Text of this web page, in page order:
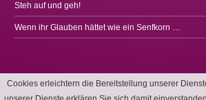
Steh auf und geh!
Wenn ihr Glauben hättet wie ein Senfkorn …
Cookies erleichtern die Bereitstellung unserer